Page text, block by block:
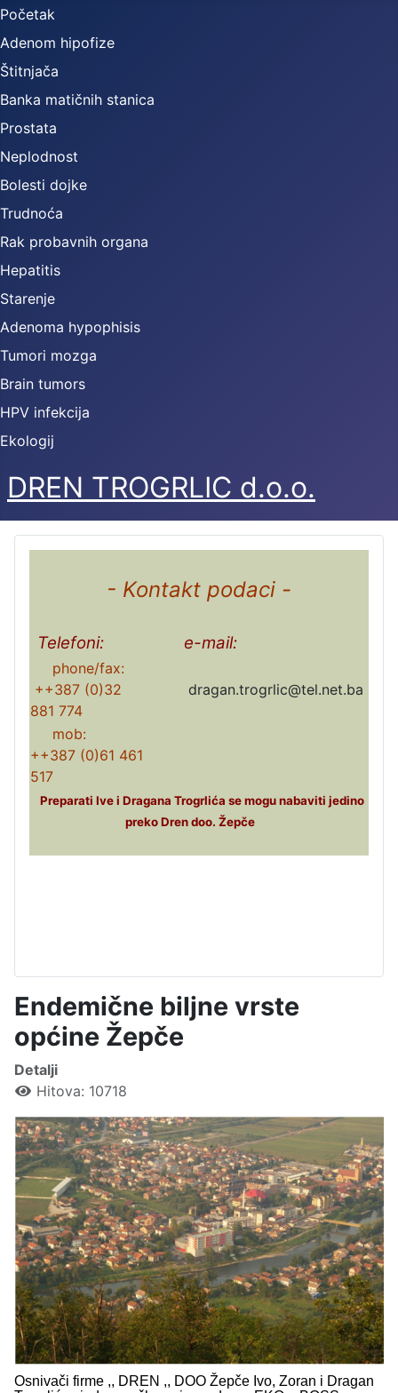
Početak
Adenom hipofize
Štitnjača
Banka matičnih stanica
Prostata
Neplodnost
Bolesti dojke
Trudnoća
Rak probavnih organa
Hepatitis
Starenje
Adenoma hypophisis
Tumori mozga
Brain tumors
HPV infekcija
Ekologij
DREN TROGRLIC d.o.o.
- Kontakt podaci -
Telefoni: e-mail:
phone/fax:
++387 (0)32
881 774
dragan.trogrlic@tel.net.ba
mob:
++387 (0)61 461
517
Preparati Ive i Dragana Trogrlića se mogu nabaviti jedino
preko Dren doo. Žepče
Endemične biljne vrste
općine Žepče
Detalji
Hitova: 10718
Osnivači firme ,, DREN ,, DOO Žepče Ivo, Zoran i Dragan